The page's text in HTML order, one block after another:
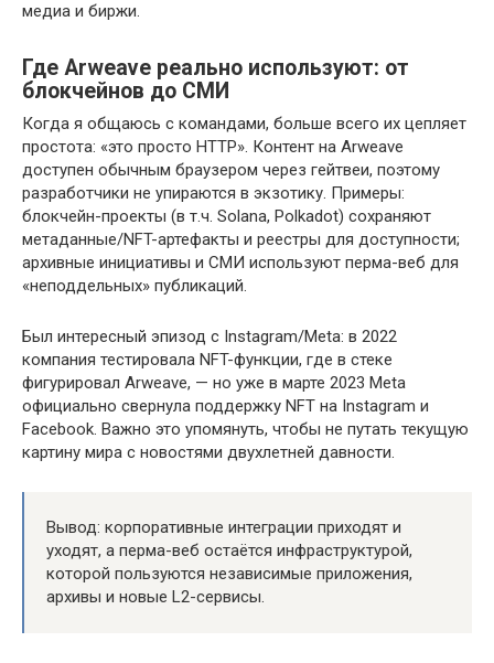
медиа и биржи.
Где Arweave реально используют: от
блокчейнов до СМИ
Когда я общаюсь с командами, больше всего их цепляет
простота: «это просто HTTP». Контент на Arweave
доступен обычным браузером через гейтвеи, поэтому
разработчики не упираются в экзотику. Примеры:
блокчейн-проекты (в т.ч. Solana, Polkadot) сохраняют
метаданные/NFT-артефакты и реестры для доступности;
архивные инициативы и СМИ используют перма-веб для
«неподдельных» публикаций.
Был интересный эпизод с Instagram/Meta: в 2022
компания тестировала NFT-функции, где в стеке
фигурировал Arweave, — но уже в марте 2023 Meta
официально свернула поддержку NFT на Instagram и
Facebook. Важно это упомянуть, чтобы не путать текущую
картину мира с новостями двухлетней давности.
Вывод: корпоративные интеграции приходят и
уходят, а перма-веб остаётся инфраструктурой,
которой пользуются независимые приложения,
архивы и новые L2-сервисы.